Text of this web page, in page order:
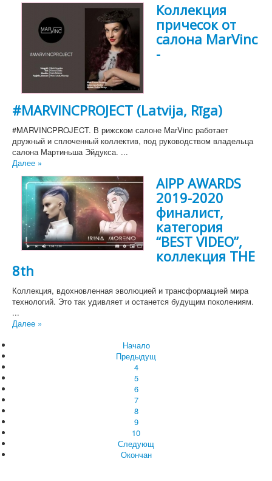
Коллекция
причесок от
салона MarVinc
-
#MARVINCPROJECT (Latvija, Rīga)
#MARVINCPROJECT. В рижском салоне MarVinc работает
дружный и сплоченный коллектив, под руководством владельца
салона Мартиньша Эйдукса. ...
Далее »
AIPP AWARDS
2019-2020
финалист,
категория
“BEST VIDEO”,
коллекция THE
8th
Коллекция, вдохновленная эволюцией и трансформацией мира
технологий. Это так удивляет и останется будущим поколениям.
...
Далее »
Начало
Предыдущ
4
5
6
7
8
9
10
Следующ
Окончан